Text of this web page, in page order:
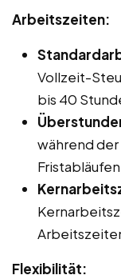
Arbeitszeiten:
Vollzeit-
bis 40
während
Flexibilität: